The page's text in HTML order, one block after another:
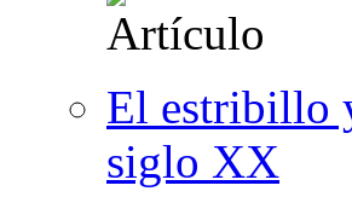
El estribillo
siglo XX